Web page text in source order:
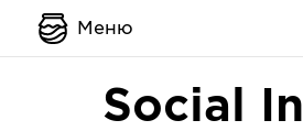
Меню
Social